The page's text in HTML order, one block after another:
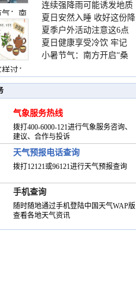
：南
过：
险提示请收好
连续强降雨可能诱发地质
灾害 这些前兆要知道
夏日安然入睡 收好这份降
温小贴士
夏季户外活动注意这6点
防暑健身两不误
夏日健康享受冷饮 牢记
“两注意一控制”
小暑节气：南方开启“桑
季
气象服务热线
拨打400-6000-121进行气象服务咨询、
建议、合作与投诉
天气预报电话查询
拨打12121或96121进行天气预报查询
手机查询
随时随地通过手机登陆中国天气WAP版
查看各地天气资讯